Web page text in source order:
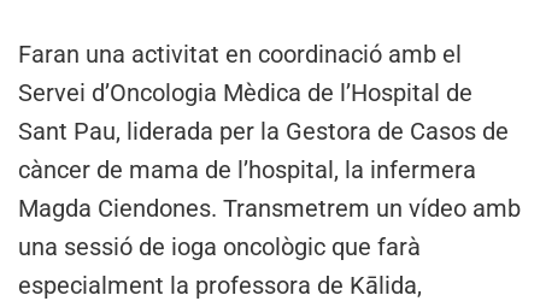
Faran una activitat en coordinació amb el
Servei d’Oncologia Mèdica de l’Hospital de
Sant Pau, liderada per la Gestora de Casos de
càncer de mama de l’hospital, la infermera
Magda Ciendones. Transmetrem un vídeo amb
una sessió de ioga oncològic que farà
especialment la professora de Kālida,